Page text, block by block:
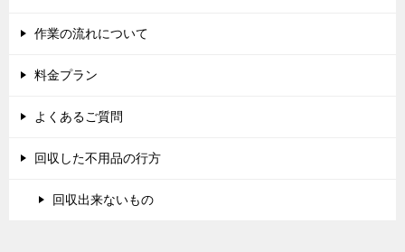
作業の流れについて
料金プラン
よくあるご質問
回収した不用品の行方
回収出来ないもの